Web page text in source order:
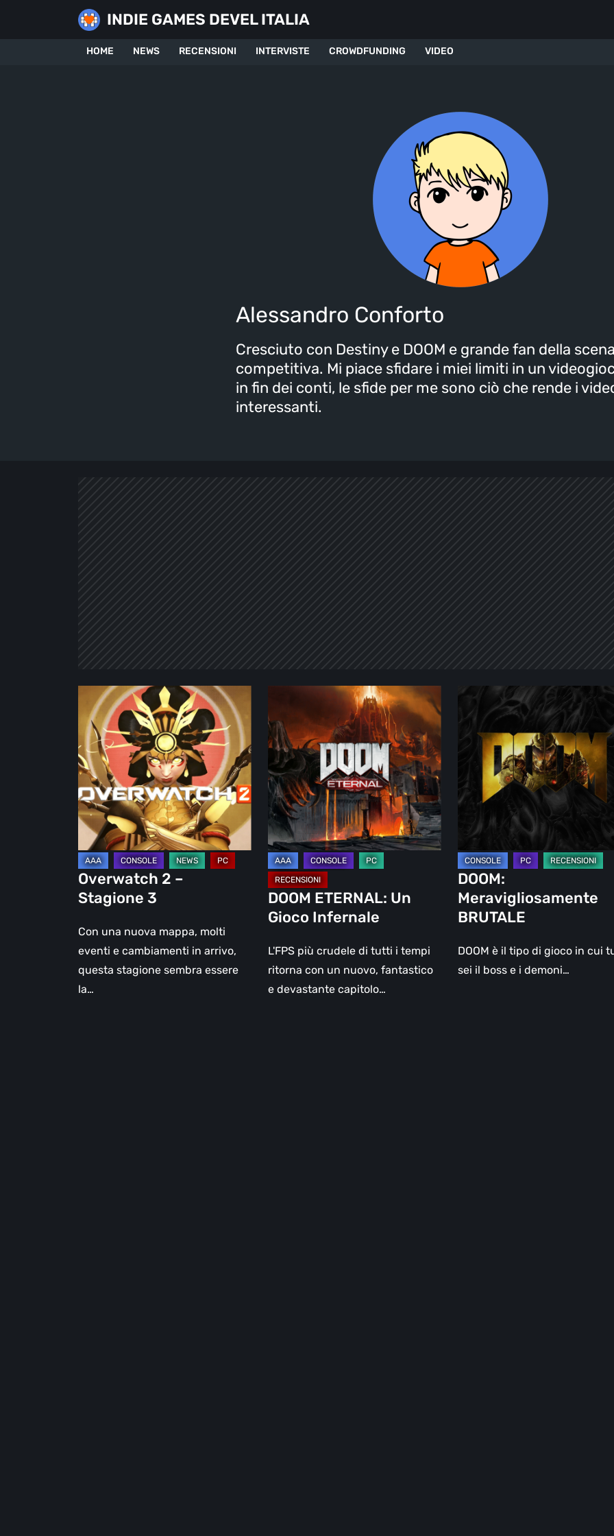
INDIE GAMES DEVEL ITALIA
HOME NEWS RECENSIONI INTERVISTE CROWDFUNDING VIDEO
Alessandro Conforto
Cresciuto con Destiny e DOOM e grande fan della
competitiva. Mi piace sfidare i miei limiti in un
in fin dei conti, le sfide per me sono ciò che rende i
interessanti.
Overwatch
Stagione
3
Overwatch 2 –
Stagione 3
Con una nuova mappa, molti
eventi e cambiamenti in arrivo,
questa stagione sembra essere
la…
ETERNAL:
Un
Gioco
Infernale
DOOM ETERNAL: Un
Gioco Infernale
L'FPS più crudele di tutti i tempi
ritorna con un nuovo, fantastico
e devastante capitolo…
DOOM:
Meravigliosamente
BRUTALE
DOOM:
Meravigliosamente
BRUTALE
DOOM è il tipo di gioco in cui
sei il boss e i demoni…